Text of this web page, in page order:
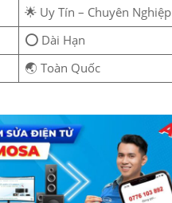
🌟 Uy Tín – Chuyên Nghiệp
⭕ Dài Hạn
🌏 Toàn Quốc